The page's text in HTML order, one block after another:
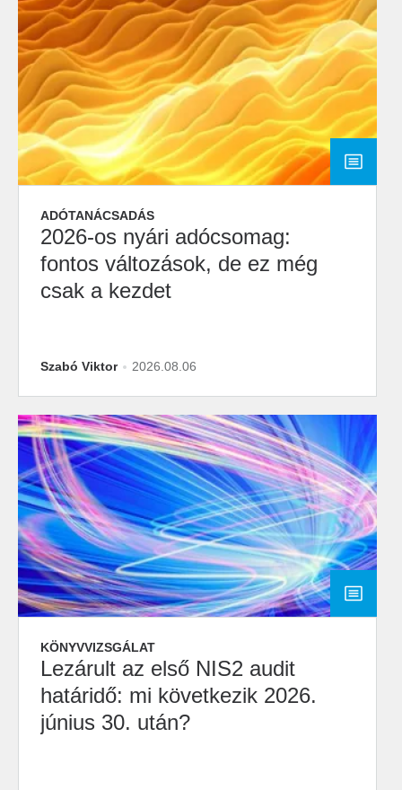
ADÓTANÁCSADÁS
2026-os nyári adócsomag:
fontos változások, de ez még
csak a kezdet
Szabó Viktor 2026.08.06
KÖNYVVIZSGÁLAT
Lezárult az első NIS2 audit
határidő: mi következik 2026.
június 30. után?